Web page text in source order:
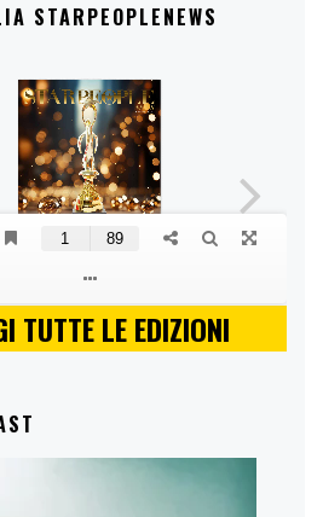
STARPEOPLENEWS
TUTTE LE EDIZIONI